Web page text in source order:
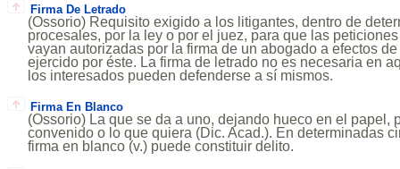
Firma De Letrado
(Ossorio) Requisito exigido a los litigantes, dentro de
procesales, por la ley o por el juez, para que las
vayan autorizadas por la firma de un abogado a efectos
ejercido por éste. La firma de letrado no es necesaria en
los interesados pueden defenderse a sí mismos.
Firma En Blanco
(Ossorio) La que se da a uno, dejando hueco en el papel,
convenido o lo que quiera (Dic. Acad.). En determinadas
firma en blanco (v.) puede constituir delito.